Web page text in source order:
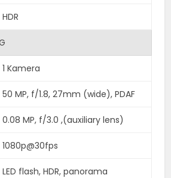
HDR
1 Kamera
50 MP, f/1.8, 27mm (wide), PDAF
0.08 MP, f/3.0 ,(auxiliary lens)
1080p@30fps
LED flash, HDR, panorama